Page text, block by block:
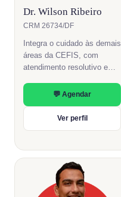
Dr. Wilson Ribeiro
CRM 26734/DF
Integra o cuidado às demais
áreas da CEFIS, com
atendimento resolutivo e
consulta.💬 Agendar
Ver perfil